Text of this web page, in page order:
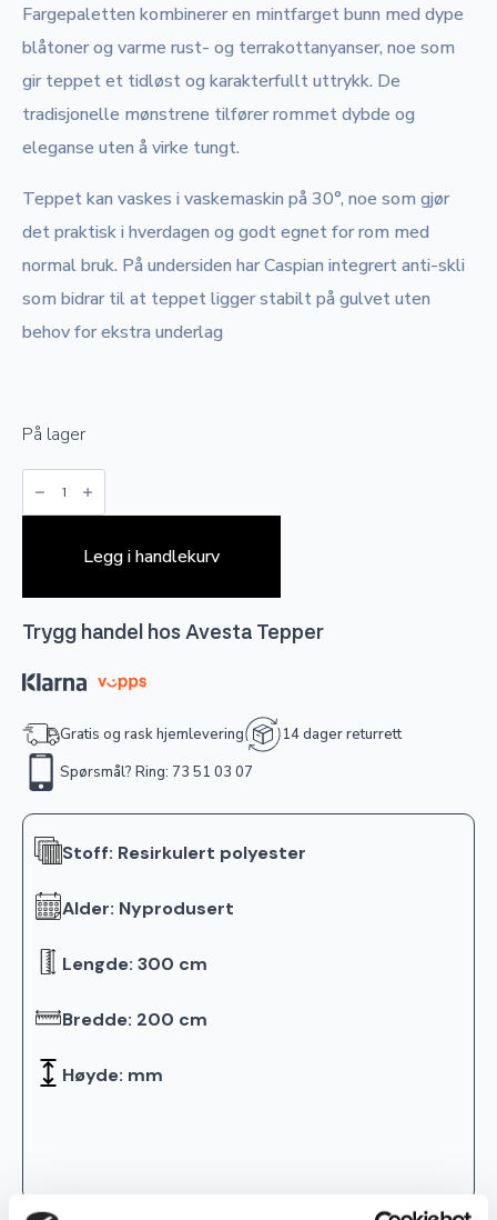
Fargepaletten kombinerer en mintfarget bunn med dype
blåtoner og varme rust- og terrakottanyanser, noe som
gir teppet et tidløst og karakterfullt uttrykk. De
tradisjonelle mønstrene tilfører rommet dybde og
eleganse uten å virke tungt.
Teppet kan vaskes i vaskemaskin på 30°, noe som gjør
det praktisk i hverdagen og godt egnet for rom med
normal bruk. På undersiden har Caspian integrert anti-skli
som bidrar til at teppet ligger stabilt på gulvet uten
behov for ekstra underlag
På lager
Caspian
antall
Legg i handlekurv
Trygg handel hos Avesta Tepper
Gratis og rask hjemlevering
14 dager returrett
Spørsmål? Ring: 73 51 03 07
Stoff: Resirkulert polyester
Alder: Nyprodusert
Lengde: 300 cm
Bredde: 200 cm
Høyde: mm